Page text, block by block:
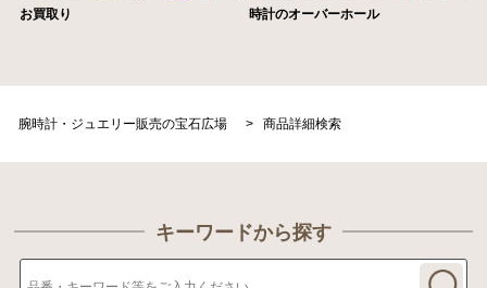
お買取り 時計のオーバーホール
腕時計・ジュエリー販売の宝石広場 > 商品詳細検索
キーワードから探す